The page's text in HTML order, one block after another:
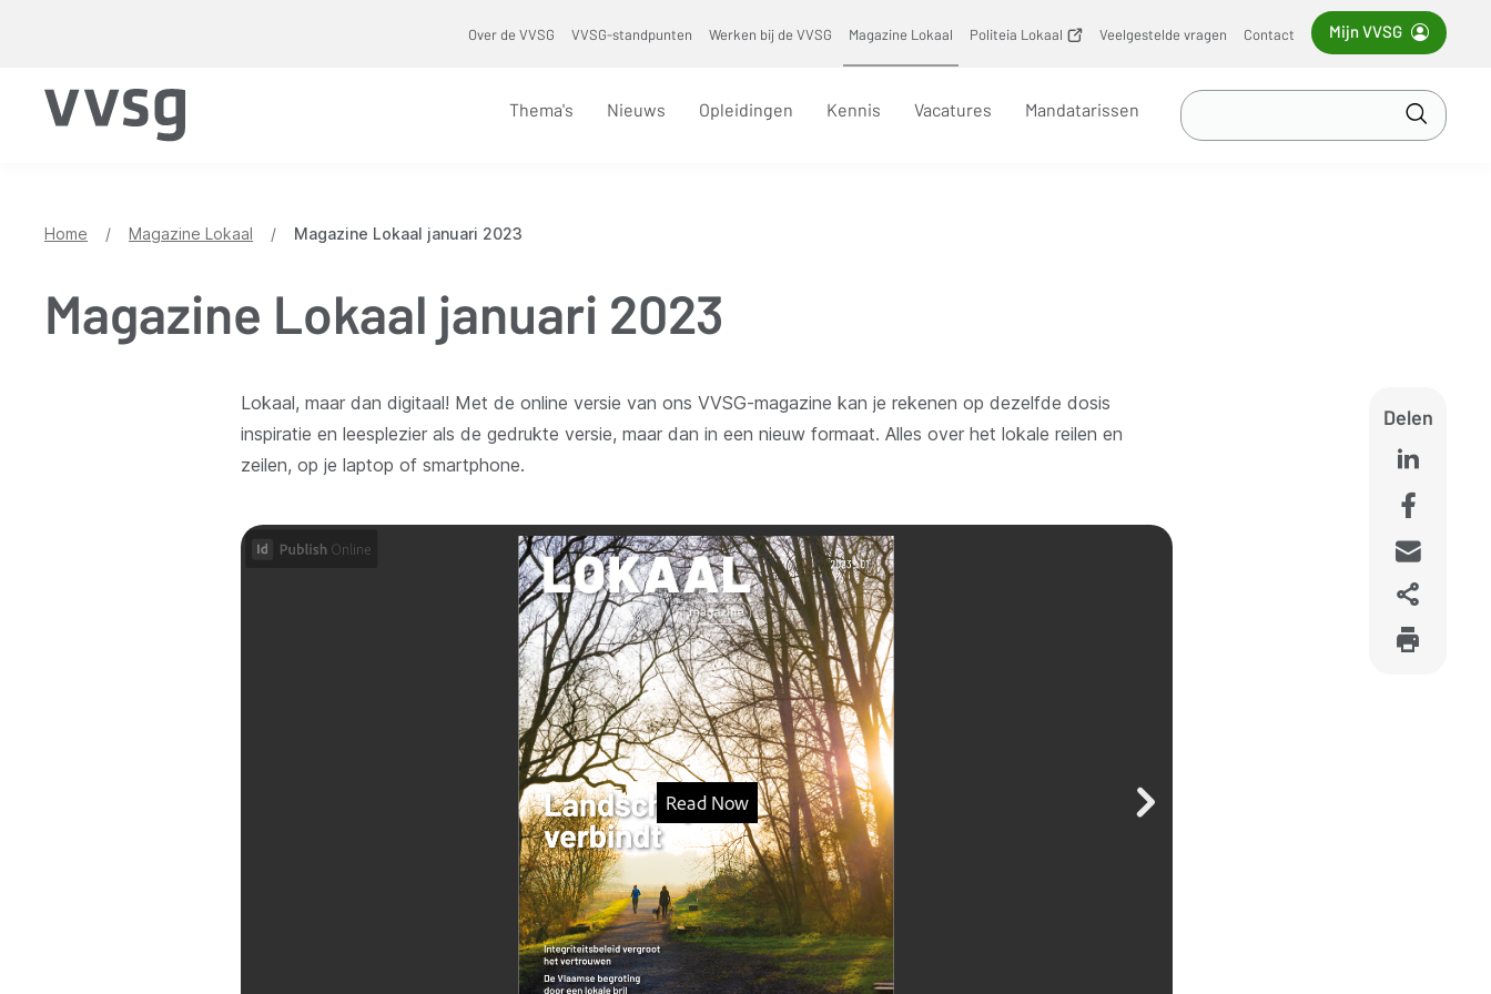
Over de VVSG VVSG-standpunten Werken bij de VVSG Magazine Lokaal Politeia Lokaal
(opent
Veelgestelde vragen Contact Mijn VVSG
Thema's Nieuws Opleidingen Kennis Vacatures Mandatarissen
Zoek
in
Home / Magazine Lokaal / Magazine Lokaal januari 2023
Magazine Lokaal januari 2023
Lokaal, maar dan digitaal! Met de online versie van ons VVSG-magazine kan je rekenen op dezelfde dosis
inspiratie en leesplezier als de gedrukte versie, maar dan in een nieuw formaat. Alles over het lokale reilen en
zeilen, op je laptop of smartphone.
Delen